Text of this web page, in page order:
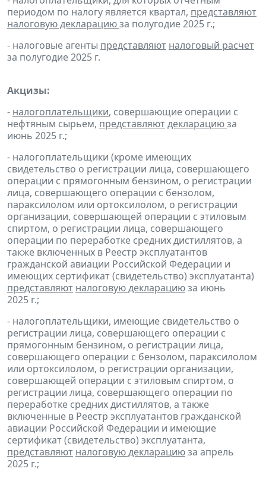
периодом по налогу является квартал, представляют
налоговую декларациюза полугодие 2025 г.;
- налоговые агенты представляют налоговый расчет
за полугодие 2025 г.
Акцизы:
- налогоплательщики, совершающие операции с
нефтяным сырьем, представляютдекларациюза
июнь 2025 г.;
- налогоплательщики (кроме имеющих
свидетельство о регистрации лица, совершающего
операции с прямогонным бензином, о регистрации
лица, совершающего операции с бензолом,
параксилолом или ортоксилолом, о регистрации
организации, совершающей операции с этиловым
спиртом, о регистрации лица, совершающего
операции по переработке средних дистиллятов, а
также включенных в Реестр эксплуатантов
гражданской авиации Российской Федерации и
имеющих сертификат (свидетельство) эксплуатанта)
представляют налоговую декларациюза июнь
2025 г.;
- налогоплательщики, имеющие свидетельство о
регистрации лица, совершающего операции с
прямогонным бензином, о регистрации лица,
совершающего операции с бензолом, параксилолом
или ортоксилолом, о регистрации организации,
совершающей операции с этиловым спиртом, о
регистрации лица, совершающего операции по
переработке средних дистиллятов, а также
включенные в Реестр эксплуатантов гражданской
авиации Российской Федерации и имеющие
сертификат (свидетельство) эксплуатанта,
представляют налоговую декларациюза апрель
2025 г.;